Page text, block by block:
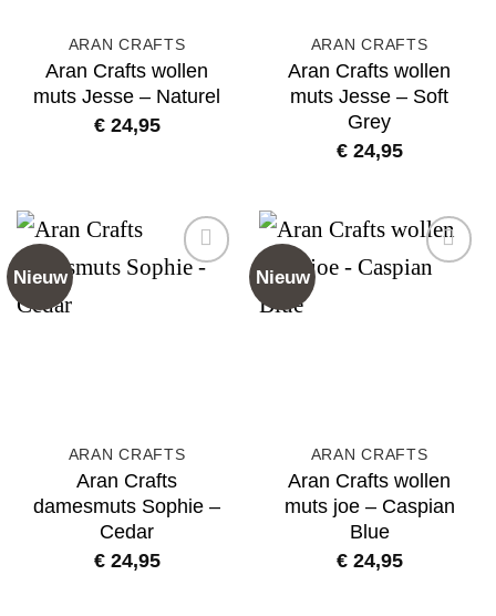
ARAN CRAFTS
Aran Crafts wollen
muts Jesse – Naturel
€24,95
ARAN CRAFTS
Aran Crafts wollen
muts Jesse – Soft
Grey
€24,95
Nieuw
ARAN CRAFTS
Aran Crafts
damesmuts Sophie –
Cedar
€24,95
Nieuw
ARAN CRAFTS
Aran Crafts wollen
muts joe – Caspian
Blue
€24,95